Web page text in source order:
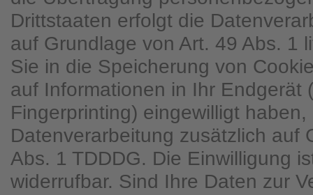
Drittstaaten erfolgt die
auf Grundlage von Art. 49 Abs. 1
Sie in die Speicherung von
auf Informationen in Ihr Endgerät
Fingerprinting) eingewilligt
Datenverarbeitung zusätzlich auf
Abs. 1 TDDDG. Die Einwilligung
widerrufbar. Sind Ihre Daten zur